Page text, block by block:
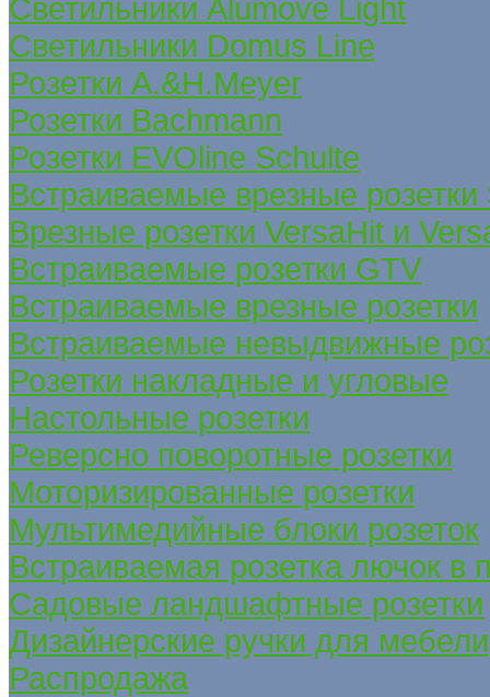
Светильники Alumove Light
Светильники Domus Line
Розетки A.&H.Meyer
Розетки Bachmann
Розетки EVOline Schulte
Встраиваемые врезные розетки
Врезные розетки VersaHit и
Встраиваемые розетки GTV
Встраиваемые врезные розетки
Встраиваемые невыдвижные
Розетки накладные и угловые
Настольные розетки
Реверсно поворотные розетки
Моторизированные розетки
Мультимедийные блоки розеток
Встраиваемая розетка лючок в
Садовые ландшафтные розетки
Дизайнерские ручки для мебели
Распродажа